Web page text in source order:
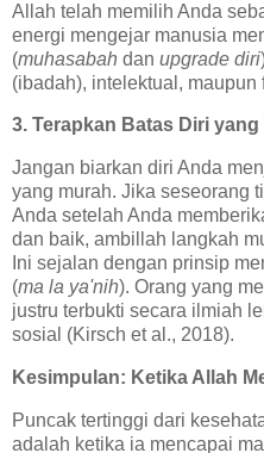
Allah telah memilih Anda
energi mengejar manusia
(muhasabah dan upgrade diri
(ibadah), intelektual, maupun
3. Terapkan Batas Diri yang
Jangan biarkan diri Anda
yang murah. Jika seseorang
Anda setelah Anda
dan baik, ambillah langkah
Ini sejalan dengan prinsip
(ma la ya'nih). Orang yang
justru terbukti secara ilmiah
sosial (Kirsch et al., 2018).
Kesimpulan: Ketika Allah
Puncak tertinggi dari
adalah ketika ia mencapai